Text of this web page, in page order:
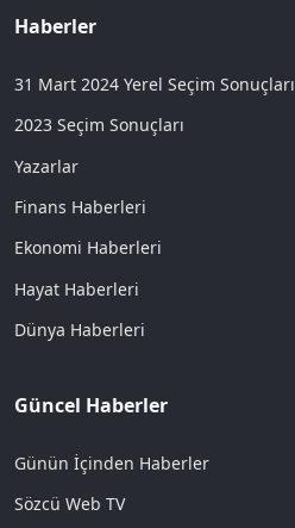
Haberler
31 Mart 2024 Yerel Seçim Sonuçları
2023 Seçim Sonuçları
Yazarlar
Finans Haberleri
Ekonomi Haberleri
Hayat Haberleri
Dünya Haberleri
Güncel Haberler
Günün İçinden Haberler
Sözcü Web TV